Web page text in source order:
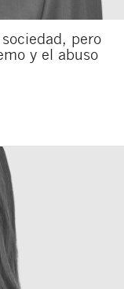
pero
y el abuso